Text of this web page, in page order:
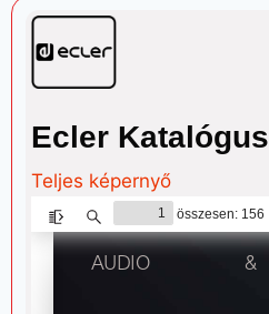
Ecler Katalógus
Teljes képernyő